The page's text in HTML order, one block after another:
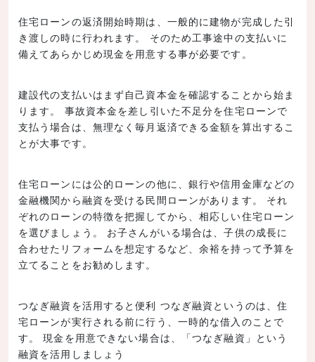
住宅ローンの返済開始時期は、一般的に建物が完成した引
き渡しの時に行われます。 そのため工事途中の支払いに
備えてあらかじめ現金を用意する事が必要です。
建設代の支払いはまず自己資本金を確認することから始ま
ります。 事故資本金を差し引いた不足分を住宅ローンで
支払う場合は、無理なく毎月返済できる金額を算出するこ
とが大事です。
住宅ローンには公的ローンの他に、銀行や信用金庫などの
金融機関から融資を受ける民間ローンがあります。 それ
ぞれのローンの特徴を把握してから、相応しい住宅ローン
を選びましょう。 お子さんがいる場合は、子供の成長に
合わせたリフォームを想定するなど、余裕を持って予算を
立てることをお勧めします。
つなぎ融資を活用すると便利 つなぎ融資というのは、住
宅ローンが実行される前に行う、一時的な借入のことで
す。 現金を用意できない場合は、「つなぎ融資」という
融資を活用しましょう